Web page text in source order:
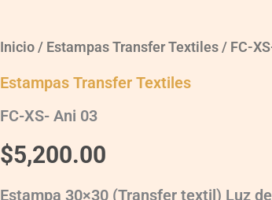
Inicio/ Estampas Transfer Textiles/ FC-
Estampas Transfer Textiles
FC-XS- Ani 03
$5,200.00
Estampa 30×30 (Transfer textil) Luz
FC-
03